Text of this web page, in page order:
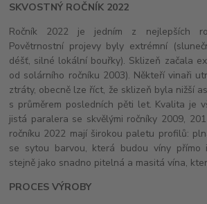
SKVOSTNÝ ROČNÍK 2022
Ročník 2022 je jedním z nejlepších
Povětrnostní projevy byly extrémní
déšť, silné lokální bouřky). Sklizeň začala
od solárního ročníku 2003). Někteří vinaři
ztráty, obecně lze říct, že sklizeň byla nižší
s průměrem posledních pěti let. Kvalita je
jistá paralera se skvělými ročníky 2009,
ročníku 2022 mají širokou paletu profilů:
se sytou barvou, která budou víny přímo
stejně jako snadno pitelná a masitá vína,
PROCES VÝROBY